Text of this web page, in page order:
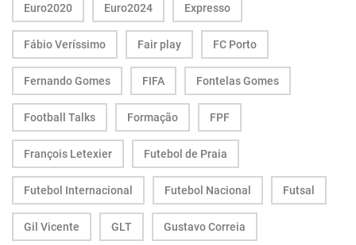
Euro2020 Euro2024 Expresso
Fábio Veríssimo Fair play FC Porto
Fernando Gomes FIFA Fontelas Gomes
Football Talks Formação FPF
François Letexier Futebol de Praia
Futebol Internacional Futebol Nacional Futsal
Gil Vicente GLT Gustavo Correia